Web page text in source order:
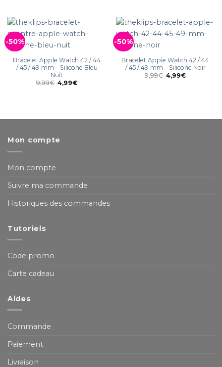
-50%
Bracelet Apple Watch 42 / 44
/ 45 / 49 mm – Silicone Bleu
Nuit
9,99€ 4,99€
-50%
Bracelet Apple Watch 42 / 44
/ 45 / 49 mm – Silicone Noir
9,99€ 4,99€
Mon compte
Mon compte
Suivre ma commande
Historiques des commandes
Tutoriels
Code promo
Carte cadeau
Aides
Commande
Paiement
Livraison